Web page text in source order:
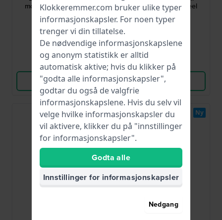
modern stainless steel
quartz watch
2 136,00 kr
● På lager
Sammenlign
Vis produkt
modern stainless steel
quartz watch
2 136,00 kr
● På lager
Sammenlign
Vis produkt
Ny
Fossil
Ny
Klokkeremmer.com bruker ulike typer
informasjonskapsler. For noen typer
trenger vi din tillatelse.
De nødvendige informasjonskapslene
og anonym statistikk er alltid
automatisk aktive; hvis du klikker på
"godta alle informasjonskapsler",
godtar du også de valgfrie
informasjonskapslene. Hvis du selv vil
velge hvilke informasjonskapsler du
vil aktivere, klikker du på "innstillinger
for informasjonskapsler".
Godta alle
Innstillinger for informasjonskapsler
Nedgang